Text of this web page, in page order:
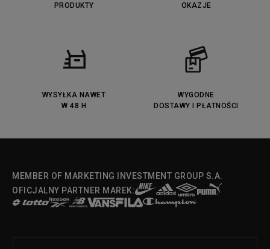
PRODUKTY
OKAZJE
WYSYŁKA NAWET
W 48 H
WYGODNE
DOSTAWY I PŁATNOŚCI
MEMBER OF MARKETING INVESTMENT GROUP S.A.
OFICJALNY PARTNER MAREK: